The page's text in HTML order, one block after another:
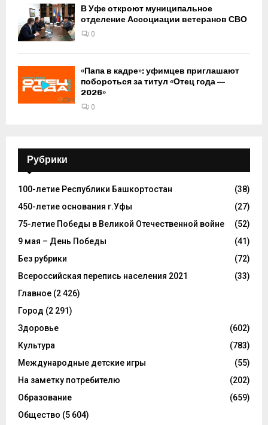
В Уфе откроют муниципальное
отделение Ассоциации ветеранов СВО
0
«Папа в кадре»: уфимцев приглашают
побороться за титул «Отец года —
2026»
0
Рубрики
100-летие Республики Башкортостан
(38)
450-летие основания г.Уфы
(27)
75-летие Победы в Великой Отечественной войне
(52)
9 мая – День Победы
(41)
Без рубрики
(72)
Всероссийская перепись населения 2021
(33)
Главное (2 426)
Город (2 291)
Здоровье
(602)
Культура
(783)
Международные детские игры
(55)
На заметку потребителю
(202)
Образование
(659)
Общество (5 604)